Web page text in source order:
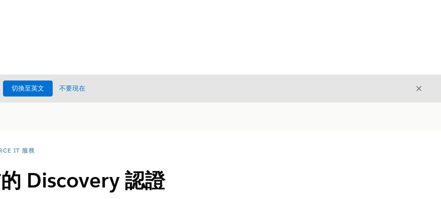
切換至英文 不要現在 結束
IT 服務
Discovery 認證